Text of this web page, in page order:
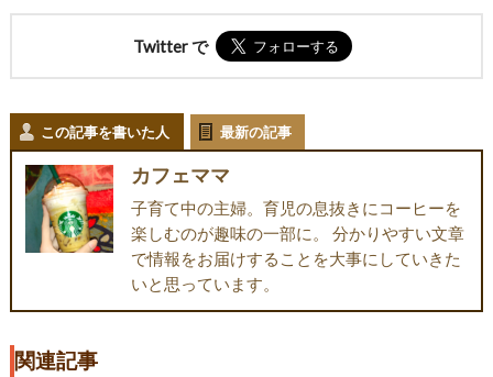
Twitter で
この記事を書いた人 最新の記事
カフェママ
子育て中の主婦。育児の息抜きにコーヒーを
楽しむのが趣味の一部に。 分かりやすい文章
で情報をお届けすることを大事にしていきた
いと思っています。
関連記事